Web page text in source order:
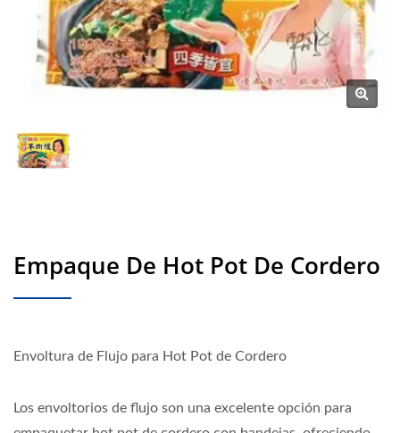
Empaque De Hot Pot De Cordero
Envoltura de Flujo para Hot Pot de Cordero
Los envoltorios de flujo son una excelente opción para